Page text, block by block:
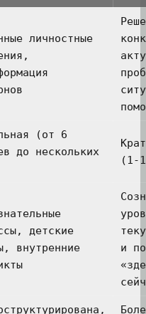
личностные
(от 6
до нескольких
(1-
детские
внутренние
и